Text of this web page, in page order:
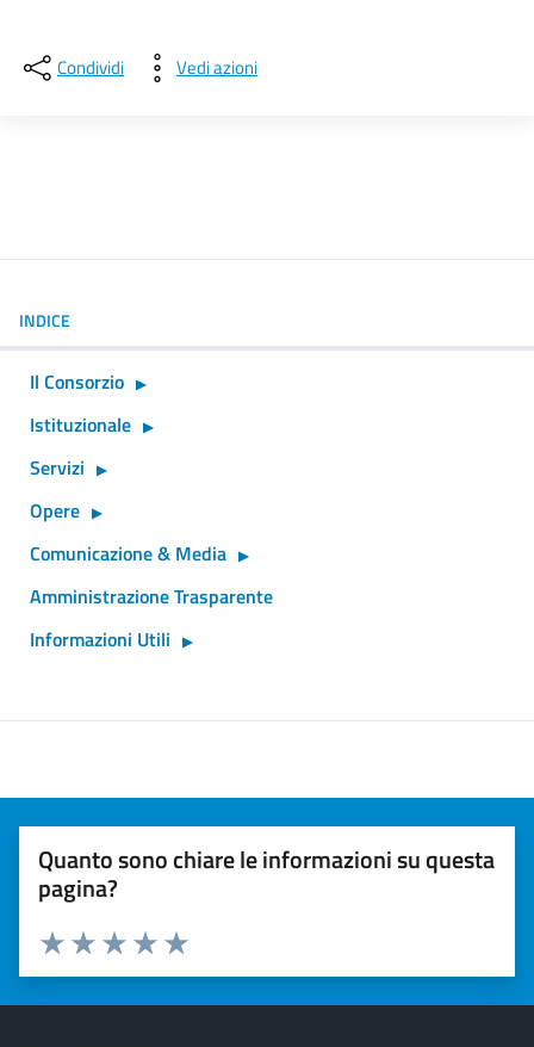
Condividi Vedi azioni
INDICE
Il Consorzio
Istituzionale
Servizi
Opere
Comunicazione & Media
Amministrazione Trasparente
Informazioni Utili
Quanto sono chiare le informazioni su questa
pagina?
Valuta 5 stelle su 5
Valuta 4 stelle su 5
Valuta 3 stelle su 5
Valuta 2 stelle su 5
Valuta 1 stelle su 5